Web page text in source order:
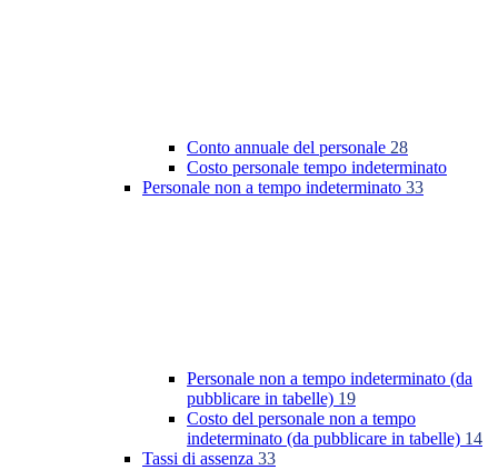
Conto annuale del personale 28
Costo personale tempo indeterminato
Personale non a tempo indeterminato 33
Personale non a tempo indeterminato (da
pubblicare in tabelle) 19
Costo del personale non a tempo
indeterminato (da pubblicare in tabelle) 14
Tassi di assenza 33